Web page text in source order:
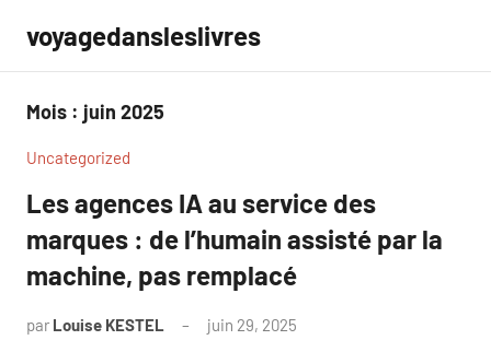
contenu
voyagedansleslivres
Mois : juin 2025
Uncategorized
Les agences IA au service des
marques : de l’humain assisté par la
machine, pas remplacé
par Louise KESTEL juin 29, 2025